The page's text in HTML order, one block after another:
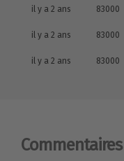
il y a 2 ans 83000
il y a 2 ans 83000
il y a 2 ans 83000
Commentaires